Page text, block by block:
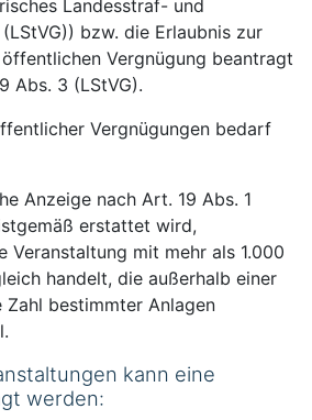
Landesstraf- und
bzw. die Erlaubnis zur
Vergnügung beantragt
Abs. 3 (LStVG).
Vergnügungen bedarf
Anzeige nach Art. 19 Abs. 1
erstattet wird,
Veranstaltung mit mehr als 1.000
handelt, die außerhalb einer
Zahl bestimmter Anlagen
kann eine
werden: